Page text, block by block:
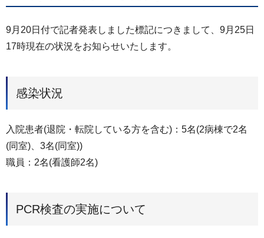
9月20日付で記者発表しました標記につきまして、9月25日
17時現在の状況をお知らせいたします。
感染状況
入院患者(退院・転院している方を含む)：5名(2病棟で2名
(同室)、3名(同室))
職員：2名(看護師2名)
PCR検査の実施について